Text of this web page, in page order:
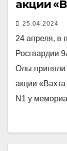
акции
25.04.2024
24 апреля, в
Росгвардии
Олы приняли
акции
N1 у